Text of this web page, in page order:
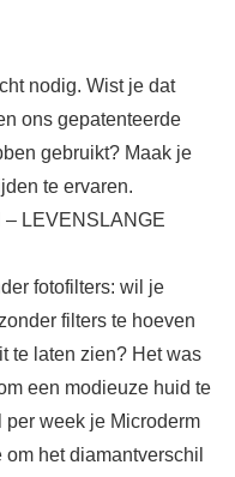
nodig. Wist je dat
ons gepatenteerde
gebruikt? Maak je
te ervaren.
– LEVENSLANGE
fotofilters: wil je
filters te hoeven
te laten zien? Het was
een modieuze huid te
week je Microderm
het diamantverschil